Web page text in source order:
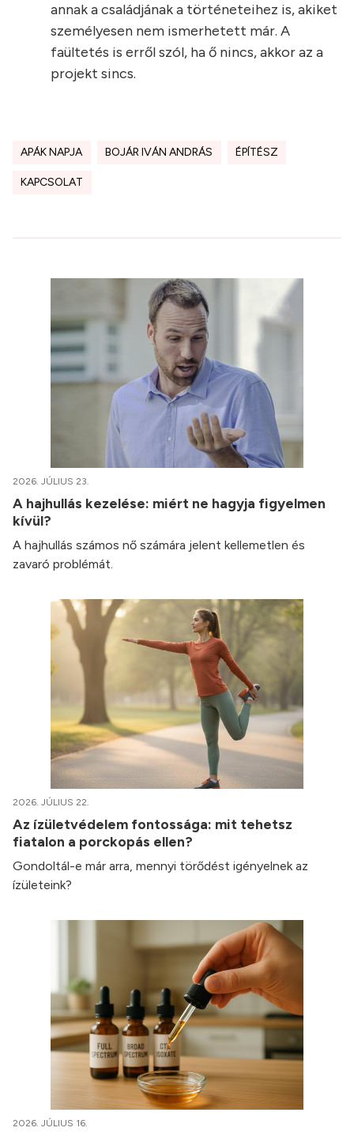
annak a családjának a történeteihez is, akiket
személyesen nem ismerhetett már. A
faültetés is erről szól, ha ő nincs, akkor az a
projekt sincs.
APÁK NAPJA BOJÁR IVÁN ANDRÁS ÉPÍTÉSZ
KAPCSOLAT
2026. JÚLIUS 23.
A hajhullás kezelése: miért ne hagyja figyelmen
kívül?
A hajhullás számos nő számára jelent kellemetlen és
zavaró problémát.
2026. JÚLIUS 22.
Az ízületvédelem fontossága: mit tehetsz
fiatalon a porckopás ellen?
Gondoltál-e már arra, mennyi törődést igényelnek az
ízületeink?
2026. JÚLIUS 16.